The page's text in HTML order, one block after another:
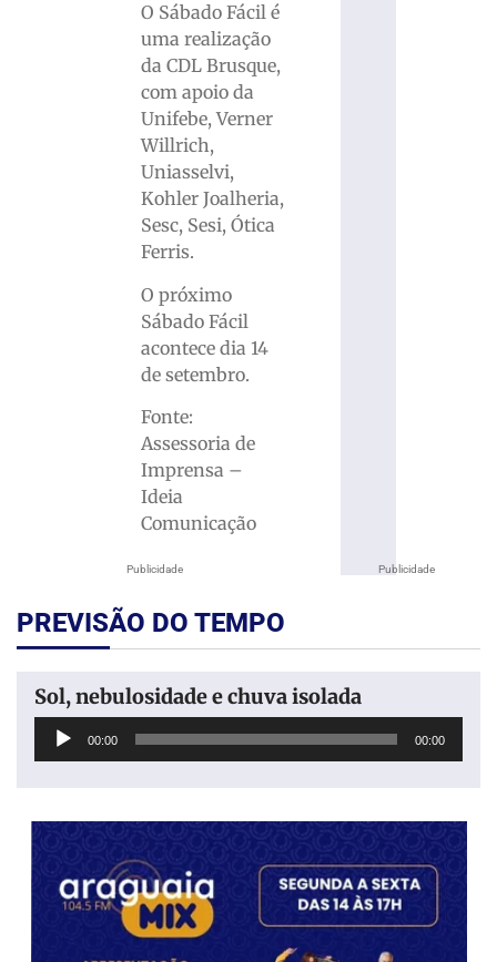
Publicidade
O Sábado Fácil é
uma realização
da CDL Brusque,
com apoio da
Unifebe, Verner
Willrich,
Uniasselvi,
Kohler Joalheria,
Sesc, Sesi, Ótica
Ferris.
O próximo
Sábado Fácil
acontece dia 14
de setembro.
Fonte:
Assessoria de
Imprensa –
Ideia
Comunicação
Publicidade
PREVISÃO DO TEMPO
Sol, nebulosidade e chuva isolada
Tocador
00:00 00:00